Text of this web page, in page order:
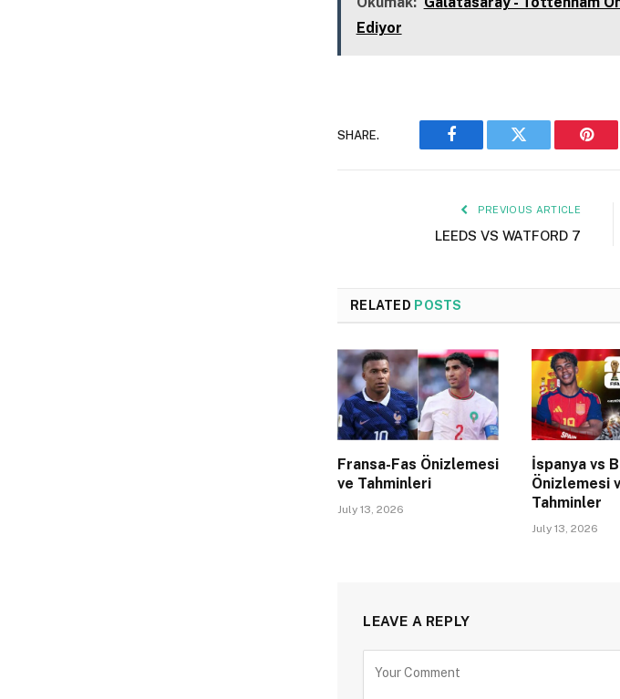
Ediyor
SHARE.
Facebook Twitter
PREVIOUS ARTICLE
LEEDS VS WATFORD 7
RELATED POSTS
Fransa-Fas Önizlemesi
ve Tahminleri
July 13, 2026
İspanya vs
Önizlemesi
Tahminler
July 13, 2026
LEAVE A REPLY